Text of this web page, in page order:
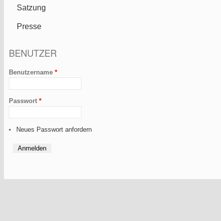
Satzung
Presse
BENUTZER
Benutzername *
Passwort *
Neues Passwort anfordern